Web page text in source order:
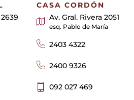
CASA CORDÓN
Av. Gral. Rivera 2051
esq. Pablo de María
2403 4322
2400 9326
092 027 469